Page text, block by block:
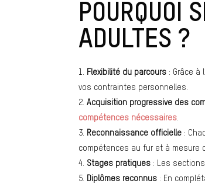
POURQUOI
ADULTES ?
Flexibilité du parcours : Grâce à
vos contraintes personnelles.
Acquisition progressive des
compétences nécessaires.
Reconnaissance officielle :
compétences au fur et à mesure
Stages pratiques : Les
Diplômes reconnus : En